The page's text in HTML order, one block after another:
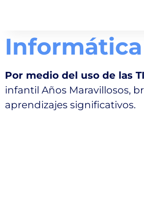
Informática
Por medio del uso de las
infantil Años Maravillosos,
aprendizajes significativos.